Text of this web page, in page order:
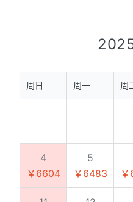
周日 周一 周
4
￥6604
5
￥6483